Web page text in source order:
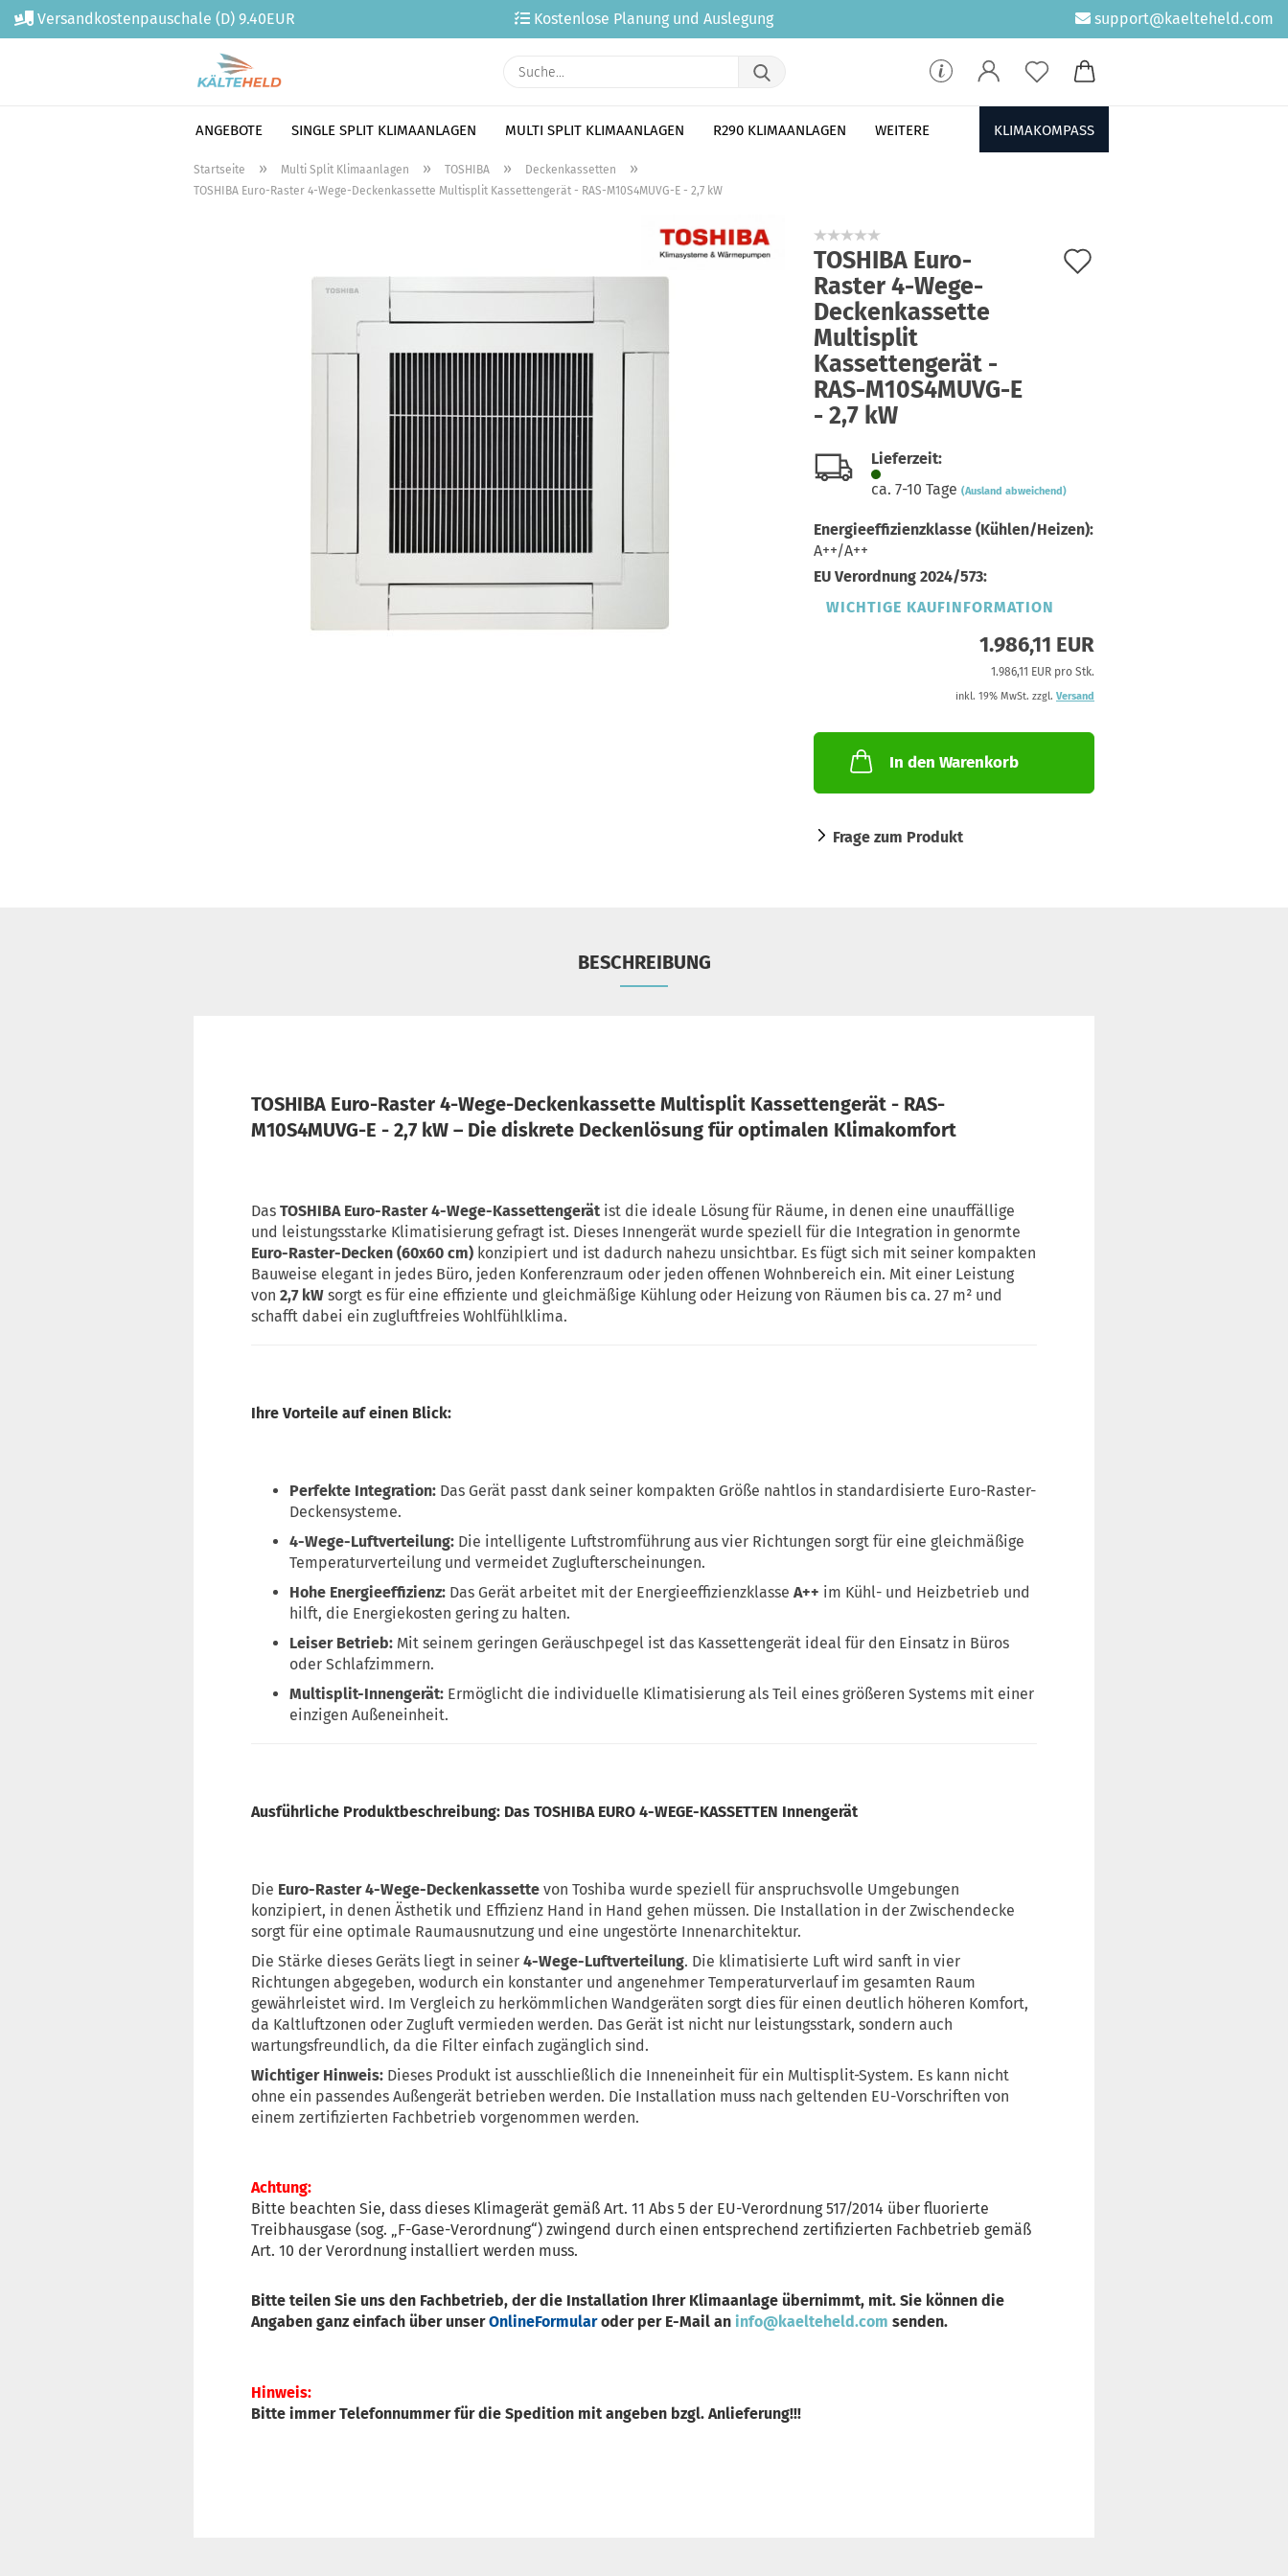
Versandkostenpauschale (D) 9.40EUR Kostenlose Planung und Auslegung support@kaelteheld.com
ANGEBOTE SINGLE SPLIT KLIMAANLAGEN MULTI SPLIT KLIMAANLAGEN R290 KLIMAANLAGEN KLIMAKOMPASS
WEITERE
Startseite » Multi Split Klimaanlagen » TOSHIBA » Deckenkassetten »
TOSHIBA Euro-Raster 4-Wege-Deckenkassette Multisplit Kassettengerät - RAS-M10S4MUVG-E - 2,7 kW
TOSHIBA Euro-
Raster 4-Wege-
Deckenkassette
Multisplit
Kassettengerät -
RAS-M10S4MUVG-E
- 2,7 kW
Lieferzeit:
ca. 7-10 Tage (Ausland abweichend)
Energieeffizienzklasse (Kühlen/Heizen):
A++/A++
EU Verordnung 2024/573:
WICHTIGE KAUFINFORMATION
1.986,11 EUR
1.986,11 EUR pro Stk.
inkl. 19% MwSt. zzgl. Versand
In den Warenkorb
Frage zum Produkt
BESCHREIBUNG
TOSHIBA Euro-Raster 4-Wege-Deckenkassette Multisplit Kassettengerät - RAS-
M10S4MUVG-E - 2,7 kW – Die diskrete Deckenlösung für optimalen Klimakomfort
Das TOSHIBA Euro-Raster 4-Wege-Kassettengerät ist die ideale Lösung für Räume, in denen eine unauffällige
und leistungsstarke Klimatisierung gefragt ist. Dieses Innengerät wurde speziell für die Integration in genormte
Euro-Raster-Decken (60x60 cm) konzipiert und ist dadurch nahezu unsichtbar. Es fügt sich mit seiner kompakten
Bauweise elegant in jedes Büro, jeden Konferenzraum oder jeden offenen Wohnbereich ein. Mit einer Leistung
von 2,7 kW sorgt es für eine effiziente und gleichmäßige Kühlung oder Heizung von Räumen bis ca. 27 m² und
schafft dabei ein zugluftfreies Wohlfühlklima.
Ihre Vorteile auf einen Blick:
Perfekte Integration: Das Gerät passt dank seiner kompakten Größe nahtlos in standardisierte Euro-Raster-
Deckensysteme.
4-Wege-Luftverteilung: Die intelligente Luftstromführung aus vier Richtungen sorgt für eine gleichmäßige
Temperaturverteilung und vermeidet Zuglufterscheinungen.
Hohe Energieeffizienz: Das Gerät arbeitet mit der Energieeffizienzklasse A++ im Kühl- und Heizbetrieb und
hilft, die Energiekosten gering zu halten.
Leiser Betrieb: Mit seinem geringen Geräuschpegel ist das Kassettengerät ideal für den Einsatz in Büros
oder Schlafzimmern.
Multisplit-Innengerät: Ermöglicht die individuelle Klimatisierung als Teil eines größeren Systems mit einer
einzigen Außeneinheit.
Ausführliche Produktbeschreibung: Das TOSHIBA EURO 4-WEGE-KASSETTEN Innengerät
Die Euro-Raster 4-Wege-Deckenkassette von Toshiba wurde speziell für anspruchsvolle Umgebungen
konzipiert, in denen Ästhetik und Effizienz Hand in Hand gehen müssen. Die Installation in der Zwischendecke
sorgt für eine optimale Raumausnutzung und eine ungestörte Innenarchitektur.
Die Stärke dieses Geräts liegt in seiner 4-Wege-Luftverteilung. Die klimatisierte Luft wird sanft in vier
Richtungen abgegeben, wodurch ein konstanter und angenehmer Temperaturverlauf im gesamten Raum
gewährleistet wird. Im Vergleich zu herkömmlichen Wandgeräten sorgt dies für einen deutlich höheren Komfort,
da Kaltluftzonen oder Zugluft vermieden werden. Das Gerät ist nicht nur leistungsstark, sondern auch
wartungsfreundlich, da die Filter einfach zugänglich sind.
Wichtiger Hinweis: Dieses Produkt ist ausschließlich die Inneneinheit für ein Multisplit-System. Es kann nicht
ohne ein passendes Außengerät betrieben werden. Die Installation muss nach geltenden EU-Vorschriften von
einem zertifizierten Fachbetrieb vorgenommen werden.
Achtung:
Bitte beachten Sie, dass dieses Klimagerät gemäß Art. 11 Abs 5 der EU-Verordnung 517/2014 über fluorierte
Treibhausgase (sog. „F-Gase-Verordnung“) zwingend durch einen entsprechend zertifizierten Fachbetrieb gemäß
Art. 10 der Verordnung installiert werden muss.
Bitte teilen Sie uns den Fachbetrieb, der die Installation Ihrer Klimaanlage übernimmt, mit. Sie können die
Angaben ganz einfach über unserOnlineFormularoder per E-Mail an info@kaelteheld.com senden.
Hinweis:
Bitte immer Telefonnummer für die Spedition mit angeben bzgl. Anlieferung!!!